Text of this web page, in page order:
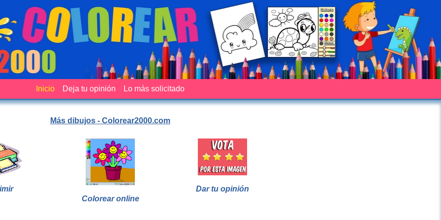
Inicio Deja tu opinión Lo más solicitado
Más dibujos - Colorear2000.com
Colorear online
Dar tu opinión